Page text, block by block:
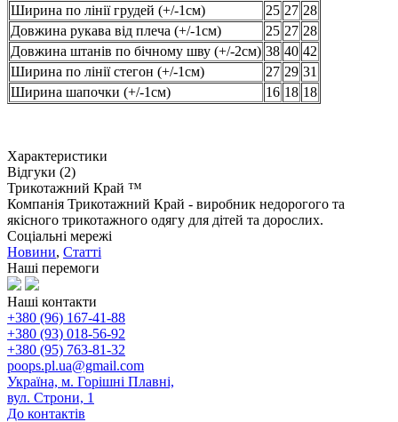
Ширина по лінії грудей (+/-1см)
25 27 28
Довжина рукава від плеча (+/-1см)
25 27 28
Довжина штанів по бічному шву (+/-2см) 38 40 42
Ширина по лінії стегон (+/-1см)
27 29 31
Ширина шапочки (+/-1см)
16 18 18
Характеристики
Відгуки (2)
Трикотажний Край ™
Компанія Трикотажний Край - виробник недорогого та
якісного трикотажного одягу для дітей та дорослих.
Соціальні мережі
Новини, Статті
Наші перемоги
Наші контакти
+380 (96) 167-41-88
+380 (93) 018-56-92
+380 (95) 763-81-32
poops.pl.ua@gmail.com
Україна, м. Горішні Плавні,
вул. Строни, 1
До контактів